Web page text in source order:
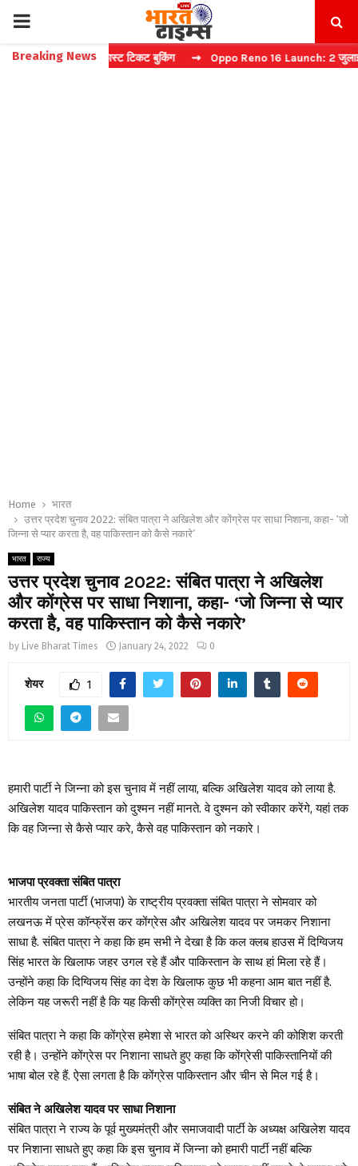
PRIMARY
MENU
Breaking News
कैप्चा करें फास्ट टिकट बुकिंग ⇝ Oppo Reno 16 Launch: 2 जुलाई को
Home
भारत
उत्तर प्रदेश चुनाव 2022: संबित पात्रा ने अखिलेश और कोंग्रेस पर साधा निशाना, कहा- ‘जो
जिन्ना से प्यार करता है, वह पाकिस्तान को कैसे नकारे’
भारत राज्य
उत्तर प्रदेश चुनाव 2022: संबित पात्रा ने अखिलेश
और कोंग्रेस पर साधा निशाना, कहा- ‘जो जिन्ना से प्यार
करता है, वह पाकिस्तान को कैसे नकारे’
by Live Bharat Times January 24, 2022 0
शेयर 1
हमारी पार्टी ने जिन्ना को इस चुनाव में नहीं लाया, बल्कि अखिलेश यादव को लाया है.
अखिलेश यादव पाकिस्तान को दुश्मन नहीं मानते. वे दुश्मन को स्वीकार करेंगे, यहां तक
​​कि वह जिन्ना से कैसे प्यार करे, कैसे वह पाकिस्तान को नकारे।
भाजपा प्रवक्ता संबित पात्रा
भारतीय जनता पार्टी (भाजपा) के राष्ट्रीय प्रवक्ता संबित पात्रा ने सोमवार को
लखनऊ में प्रेस कॉन्फ्रेंस कर कोंग्रेस और अखिलेश यादव पर जमकर निशाना
साधा है. संबित पात्रा ने कहा कि हम सभी ने देखा है कि कल क्लब हाउस में दिग्विजय
सिंह भारत के खिलाफ जहर उगल रहे हैं और पाकिस्तान के साथ हां मिला रहे हैं।
उन्होंने कहा कि दिग्विजय सिंह का देश के खिलाफ कुछ भी कहना आम बात नहीं है.
लेकिन यह जरूरी नहीं है कि यह किसी कोंग्रेस व्यक्ति का निजी विचार हो।
संबित पात्रा ने कहा कि कोंग्रेस हमेशा से भारत को अस्थिर करने की कोशिश करती
रही है। उन्होंने कोंग्रेस पर निशाना साधते हुए कहा कि कोंग्रेसी पाकिस्तानियों की
भाषा बोल रहे हैं. ऐसा लगता है कि कोंग्रेस पाकिस्तान और चीन से मिल गई है।
संबित ने अखिलेश यादव पर साधा निशाना
संबित पात्रा ने राज्य के पूर्व मुख्यमंत्री और समाजवादी पार्टी के अध्यक्ष अखिलेश यादव
पर निशाना साधते हुए कहा कि इस चुनाव में जिन्ना को हमारी पार्टी नहीं बल्कि